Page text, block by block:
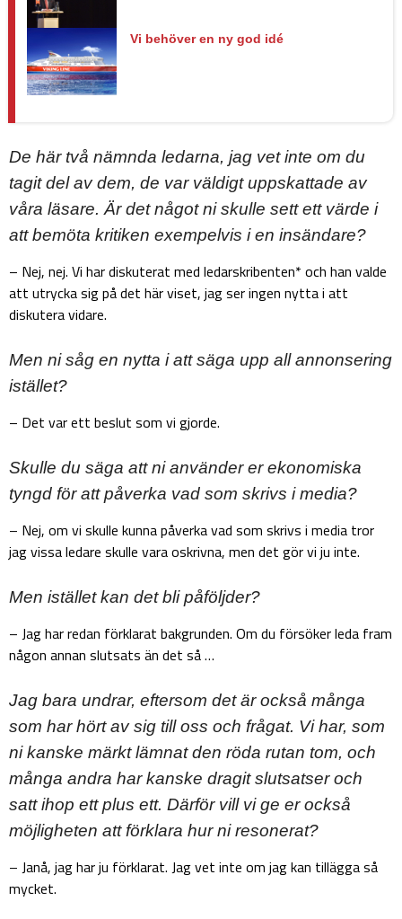
Vi behöver en ny god idé
De här två nämnda ledarna, jag vet inte om du
tagit del av dem, de var väldigt uppskattade av
våra läsare. Är det något ni skulle sett ett värde i
att bemöta kritiken exempelvis i en insändare?
– Nej, nej. Vi har diskuterat med ledarskribenten* och han valde
att utrycka sig på det här viset, jag ser ingen nytta i att
diskutera vidare.
Men ni såg en nytta i att säga upp all annonsering
istället?
– Det var ett beslut som vi gjorde.
Skulle du säga att ni använder er ekonomiska
tyngd för att påverka vad som skrivs i media?
– Nej, om vi skulle kunna påverka vad som skrivs i media tror
jag vissa ledare skulle vara oskrivna, men det gör vi ju inte.
Men istället kan det bli påföljder?
– Jag har redan förklarat bakgrunden. Om du försöker leda fram
någon annan slutsats än det så …
Jag bara undrar, eftersom det är också många
som har hört av sig till oss och frågat. Vi har, som
ni kanske märkt lämnat den röda rutan tom, och
många andra har kanske dragit slutsatser och
satt ihop ett plus ett. Därför vill vi ge er också
möjligheten att förklara hur ni resonerat?
– Janå, jag har ju förklarat. Jag vet inte om jag kan tillägga så
mycket.